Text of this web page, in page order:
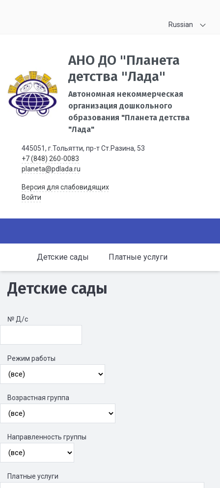
Russian
АНО ДО "Планета
детства "Лада"
Автономная некоммерческая
организация дошкольного
образования "Планета детства
"Лада"
445051, г.Тольятти, пр-т Ст.Разина, 53
+7 (848) 260-0083
planeta@pdlada.ru
Версия для слабовидящих
Войти
Детские сады Платные услуги
Детские сады
№ Д/с
Режим работы
Возрастная группа
Направленность группы
Платные услуги